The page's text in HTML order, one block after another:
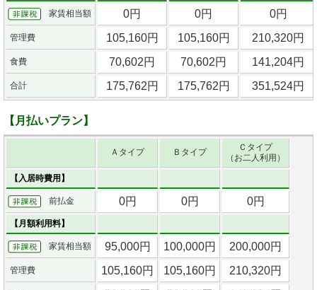
家賃相当額 0円 0円 0円
管理費 105,160円 105,160円 210,320円
食費 70,602円 70,602円 141,204円
合計 175,762円 175,762円 351,524円
【月払いプラン】
Ａタイプ Ｂタイプ
Ｃタイプ
（お二人利用）
【入居時費用】
前払金 0円 0円 0円
【月額利用料】
家賃相当額 95,000円 100,000円 200,000円
管理費 105,160円 105,160円 210,320円